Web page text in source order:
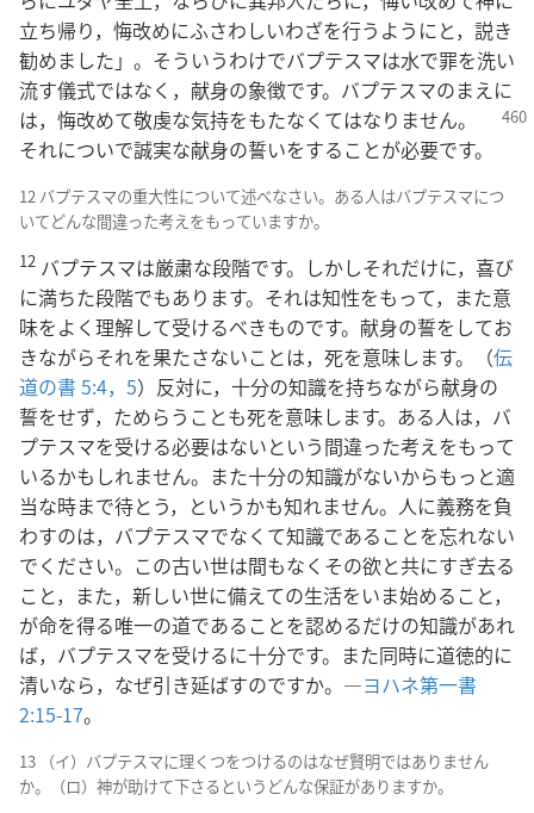
立ち帰り，悔改めにふさわしいわざを行うようにと，説き
勧めました」。そういうわけでバプテスマは水で罪を洗い
流す儀式ではなく，献身の象徴です。バプテスマのまえに
は， 悔改めて敬虔な気持をもたなくてはなりません。
それについで誠実な献身の誓いをすることが必要です。
12 バプテスマの重大性について述べなさい。ある人はバプテスマにつ
いてどんな間違った考えをもっていますか。
12 バプテスマは厳粛な段階です。しかしそれだけに，喜び
に満ちた段階でもあります。それは知性をもって，また意
味をよく理解して受けるべきものです。献身の誓をしてお
きながらそれを果たさないことは，死を意味します。（伝
道の書 5:4，5）反対に，十分の知識を持ちながら献身の
誓をせず，ためらうことも死を意味します。ある人は，バ
プテスマを受ける必要はないという間違った考えをもって
いるかもしれません。また十分の知識がないからもっと適
当な時まで待とう，というかも知れません。人に義務を負
わすのは，バプテスマでなくて知識であることを忘れない
でください。この古い世は間もなくその欲と共にすぎ去る
こと，また，新しい世に備えての生活をいま始めること，
が命を得る唯一の道であることを認めるだけの知識があれ
ば，バプテスマを受けるに十分です。また同時に道徳的に
清いなら，なぜ引き延ばすのですか。―ヨハネ第一書
2:15-17。
13 （イ）バプテスマに理くつをつけるのはなぜ賢明ではありません
か。（ロ）神が助けて下さるというどんな保証がありますか。